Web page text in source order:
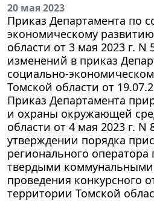
20 мая 2023
Приказ Департамента по
экономическому
области от 3 мая 2023 г. N
изменений в приказ
социально-
Томской области от
Приказ Департамента
и охраны окружающей
области от 4 мая 2023 г. N
утверждении порядка
регионального
твердыми коммунальными
проведения конкурсного
территории Томской